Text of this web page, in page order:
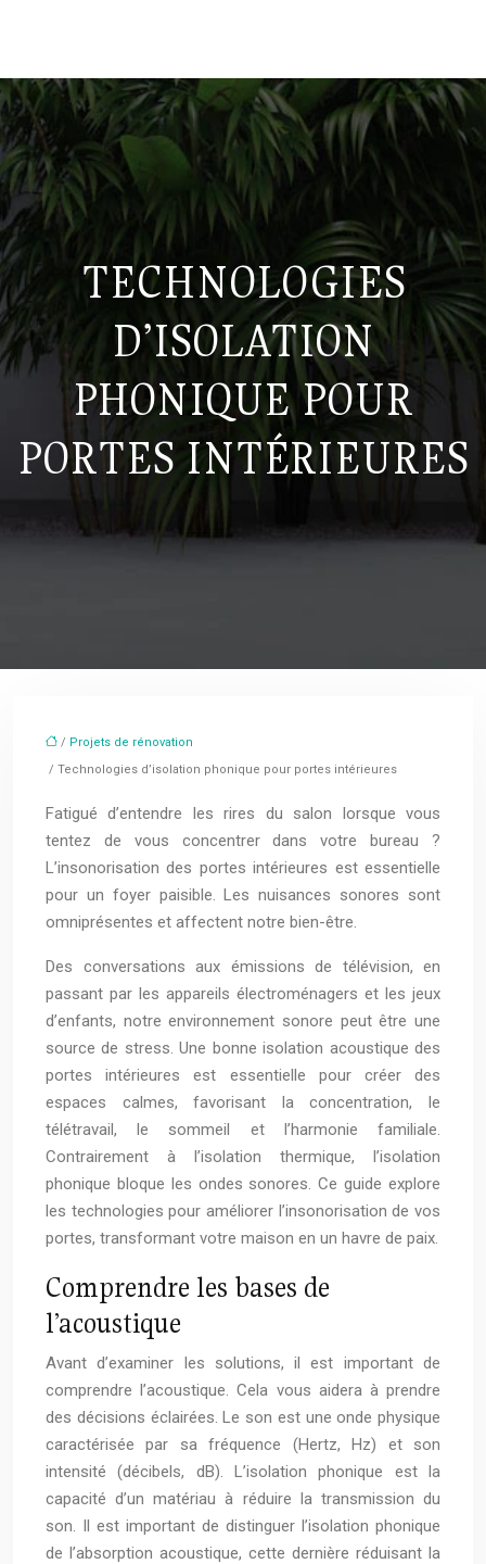
TECHNOLOGIES
D’ISOLATION
PHONIQUE POUR
PORTES INTÉRIEURES
/ Projets de rénovation
/ Technologies d’isolation phonique pour portes intérieures
Fatigué d’entendre les rires du salon lorsque vous
tentez de vous concentrer dans votre bureau ?
L’insonorisation des portes intérieures est essentielle
pour un foyer paisible. Les nuisances sonores sont
omniprésentes et affectent notre bien-être.
Des conversations aux émissions de télévision, en
passant par les appareils électroménagers et les jeux
d’enfants, notre environnement sonore peut être une
source de stress. Une bonne isolation acoustique des
portes intérieures est essentielle pour créer des
espaces calmes, favorisant la concentration, le
télétravail, le sommeil et l’harmonie familiale.
Contrairement à l’isolation thermique, l’isolation
phonique bloque les ondes sonores. Ce guide explore
les technologies pour améliorer l’insonorisation de vos
portes, transformant votre maison en un havre de paix.
Comprendre les bases de
l’acoustique
Avant d’examiner les solutions, il est important de
comprendre l’acoustique. Cela vous aidera à prendre
des décisions éclairées. Le son est une onde physique
caractérisée par sa fréquence (Hertz, Hz) et son
intensité (décibels, dB). L’isolation phonique est la
capacité d’un matériau à réduire la transmission du
son. Il est important de distinguer l’isolation phonique
de l’absorption acoustique, cette dernière réduisant la